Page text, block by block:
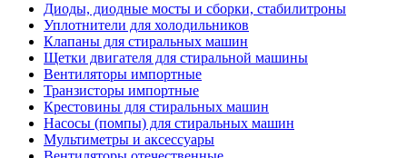
Диоды, диодные мосты и сборки, стабилитроны
Уплотнители для холодильников
Клапаны для стиральных машин
Щетки двигателя для стиральной машины
Вентиляторы импортные
Транзисторы импортные
Крестовины для стиральных машин
Насосы (помпы) для стиральных машин
Мультиметры и аксессуары